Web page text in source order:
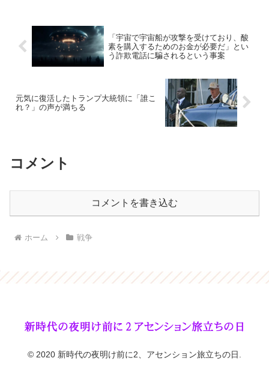
「宇宙で宇宙船が攻撃を受けており、酸
素を購入するためのお金が必要だ」とい
う詐欺電話に騙されるという事案
元気に復活したトランプ大統領に「誰こ
れ？」の声が満ちる
コメント
コメントを書き込む
ホーム 戦争
© 2020 新時代の夜明け前に2、アセンション旅立ちの日.